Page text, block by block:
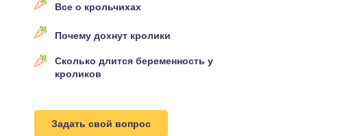
Все о крольчихах
Почему дохнут кролики
Сколько длится беременность у
кроликов
Задать свой вопрос